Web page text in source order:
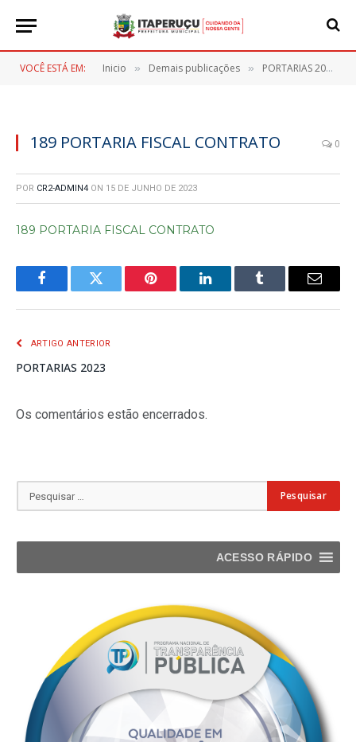
VOCÊ ESTÁ EM: Inicio » Demais publicações » PORTARIAS 2023
189 PORTARIA FISCAL CONTRATO 0
POR CR2-ADMIN4 ON 15 DE JUNHO DE 2023
189 PORTARIA FISCAL CONTRATO
FacebookTwitter Pinterest LinkedInTumblr
E-
ARTIGO ANTERIOR
PORTARIAS 2023
Os comentários estão encerrados.
ACESSO RÁPIDO